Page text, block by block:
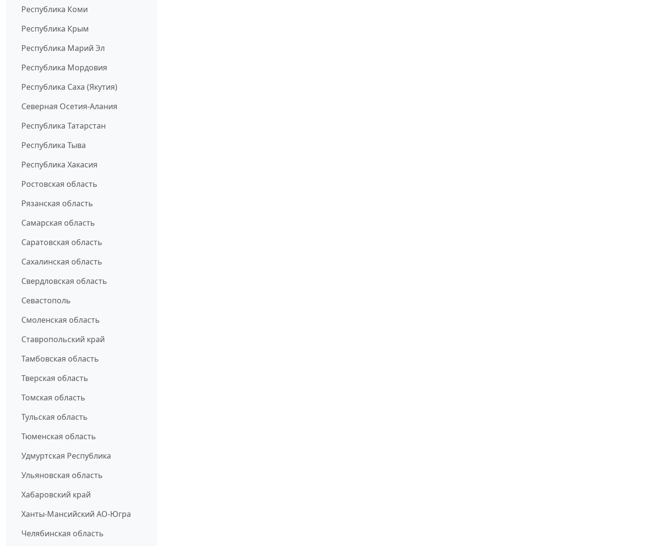
Республика Коми
Республика Крым
Республика Марий Эл
Республика Мордовия
Республика Саха (Якутия)
Северная Осетия-Алания
Республика Татарстан
Республика Тыва
Республика Хакасия
Ростовская область
Рязанская область
Самарская область
Саратовская область
Сахалинская область
Свердловская область
Севастополь
Смоленская область
Ставропольский край
Тамбовская область
Тверская область
Томская область
Тульская область
Тюменская область
Удмуртская Республика
Ульяновская область
Хабаровский край
Ханты-Мансийский АО-Югра
Челябинская область